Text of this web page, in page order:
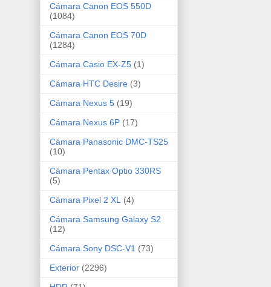
Cámara Canon EOS 550D
(1084)
Cámara Canon EOS 70D
(1284)
Cámara Casio EX-Z5 (1)
Cámara HTC Desire (3)
Cámara Nexus 5 (19)
Cámara Nexus 6P (17)
Cámara Panasonic DMC-TS25
(10)
Cámara Pentax Optio 330RS
(5)
Cámara Pixel 2 XL
(4)
Cámara Samsung Galaxy S2
(12)
Cámara Sony DSC-V1 (73)
Exterior (2296)